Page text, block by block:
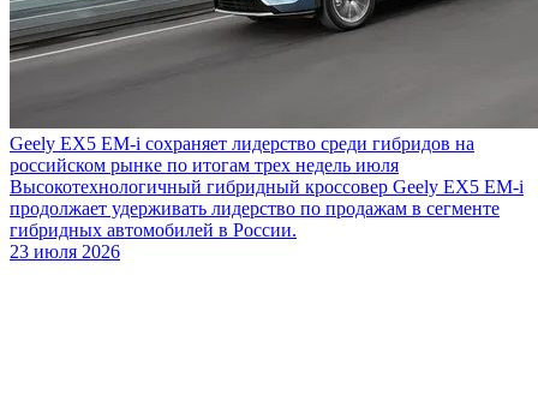
Geely EX5 EM-i сохраняет лидерство среди гибридов на
российском рынке по итогам трех недель июля
Высокотехнологичный гибридный кроссовер Geely EX5 EM-i
продолжает удерживать лидерство по продажам в сегменте
гибридных автомобилей в России.
23 июля 2026